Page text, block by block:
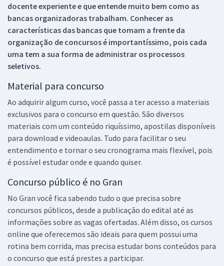
docente experiente e que entende muito bem como as
bancas organizadoras trabalham. Conhecer as
características das bancas que tomam a frente da
organização de concursos é importantíssimo, pois cada
uma tem a sua forma de administrar os processos
seletivos.
Material para concurso
Ao adquirir algum curso, você passa a ter acesso a materiais
exclusivos para o concurso em questão. São diversos
materiais com um conteúdo riquíssimo, apostilas disponíveis
para download e videoaulas. Tudo para facilitar o seu
entendimento e tornar o seu cronograma mais flexível, pois
é possível estudar onde e quando quiser.
Concurso público é no Gran
No Gran você fica sabendo tudo o que precisa sobre
concursos públicos, desde a publicação do edital até as
informações sobre as vagas ofertadas. Além disso, os cursos
online que oferecemos são ideais para quem possui uma
rotina bem corrida, mas precisa estudar bons conteúdos para
o concurso que está prestes a participar.